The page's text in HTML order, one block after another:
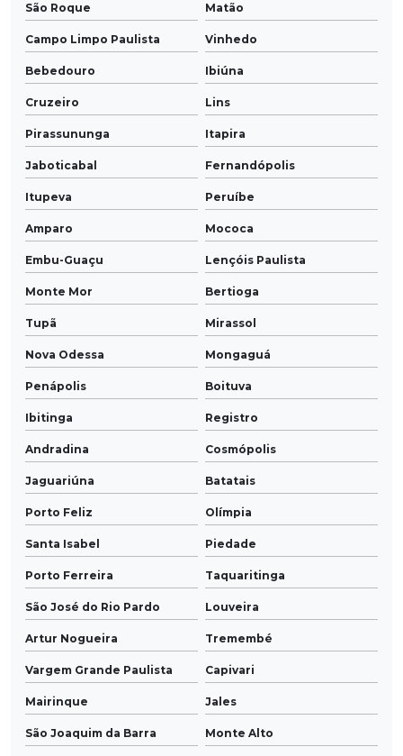
São Roque Matão
Campo Limpo Paulista Vinhedo
Bebedouro Ibiúna
Cruzeiro Lins
Pirassununga Itapira
Jaboticabal Fernandópolis
Itupeva Peruíbe
Amparo Mococa
Embu-Guaçu Lençóis Paulista
Monte Mor Bertioga
Tupã Mirassol
Nova Odessa Mongaguá
Penápolis Boituva
Ibitinga Registro
Andradina Cosmópolis
Jaguariúna Batatais
Porto Feliz Olímpia
Santa Isabel Piedade
Porto Ferreira Taquaritinga
São José do Rio Pardo Louveira
Artur Nogueira Tremembé
Vargem Grande Paulista Capivari
Mairinque Jales
São Joaquim da Barra Monte Alto